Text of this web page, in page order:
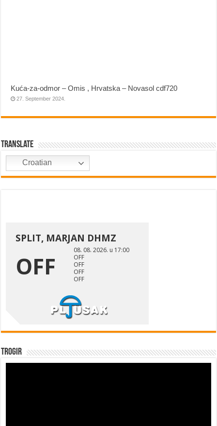
Kuća-za-odmor – Omis , Hrvatska – Novasol cdf720
27. September 2024.
Translate
Croatian
Trogir